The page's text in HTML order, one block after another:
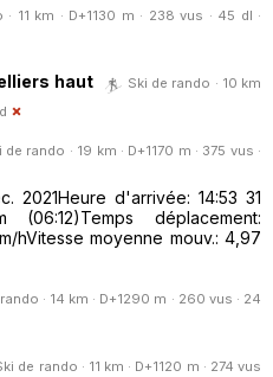
11 km · D+1130 m · 238 vus · 45 dl ·
haut
Ski de rando · 10 km
de rando · 19 km · D+1170 m · 375 vus ·
2021Heure d'arrivée: 14:53 31
(06:12)Temps déplacement:
hVitesse moyenne mouv.: 4,97
· 14 km · D+1290 m · 260 vus · 24
de rando · 11 km · D+1120 m · 274 vus